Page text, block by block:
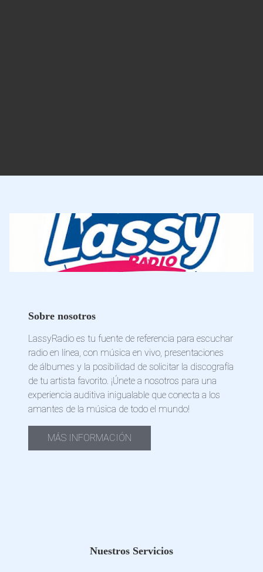
Sobre nosotros
LassyRadio es tu fuente de referencia para escuchar
radio en línea, con música en vivo, presentaciones
de álbumes y la posibilidad de solicitar la discografía
de tu artista favorito. ¡Únete a nosotros para una
experiencia auditiva inigualable que conecta a los
amantes de la música de todo el mundo!
MÁS INFORMACIÓN
Nuestros Servicios